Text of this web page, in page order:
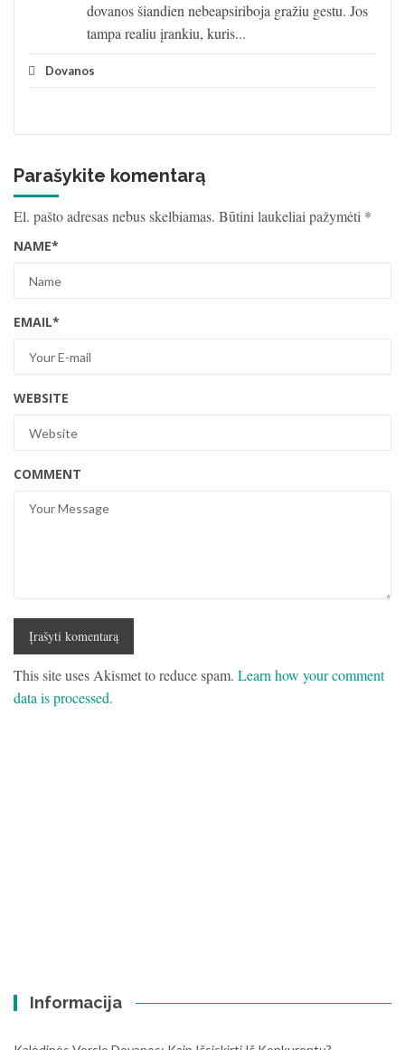
dovanos šiandien nebeapsiriboja gražiu gestu. Jos
tampa realiu įrankiu, kuris...
Dovanos
Parašykite komentarą
El. pašto adresas nebus skelbiamas. Būtini laukeliai pažymėti *
NAME*
EMAIL*
WEBSITE
COMMENT
This site uses Akismet to reduce spam. Learn how your comment
data is processed.
Informacija